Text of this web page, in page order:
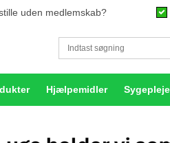
uden medlemskab?
Hjælpemidler Sygepleje